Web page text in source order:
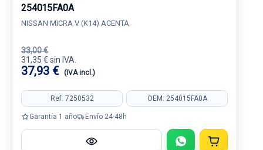
254015FA0A
NISSAN MICRA V (K14) ACENTA
33,00 €
31,35 € sin IVA.
37,93 € (IVA incl.)
Ref: 7250532 OEM: 254015FA0A
Garantía 1 año Envío 24-48h